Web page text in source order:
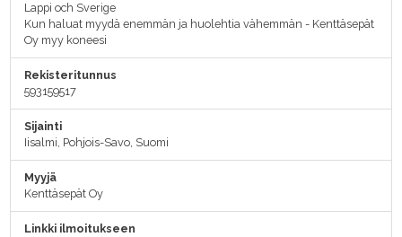
Lappi och Sverige
Kun haluat myydä enemmän ja huolehtia vähemmän - Kenttäsepät
Oy myy koneesi
Rekisteritunnus
593159517
Sijainti
Iisalmi, Pohjois-Savo, Suomi
Myyjä
Kenttäsepät Oy
Linkki ilmoitukseen